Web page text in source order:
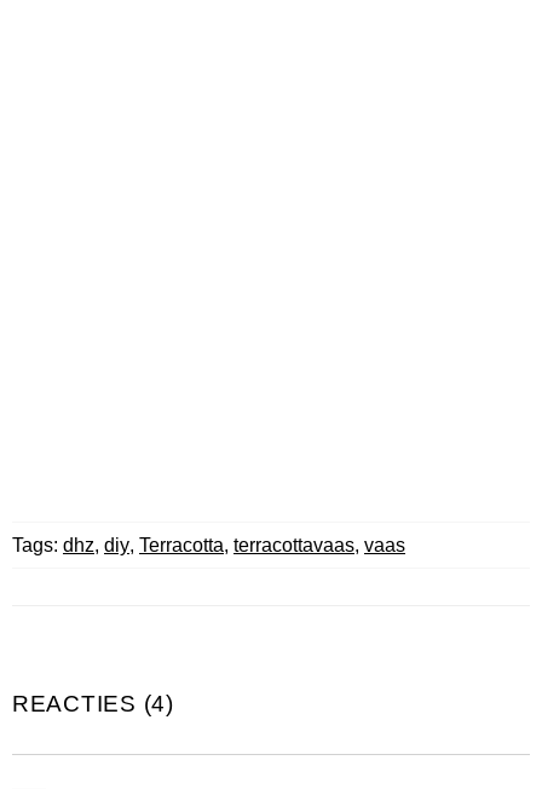
Tags: dhz, diy, Terracotta, terracottavaas, vaas
REACTIES (4)